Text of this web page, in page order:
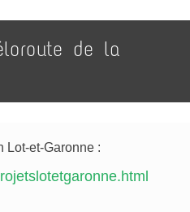
de la
Lot-et-Garonne :